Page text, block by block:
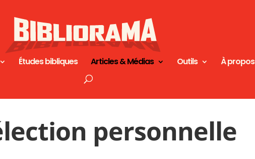
Études bibliques Articles & Médias Outils À propos
personnelle